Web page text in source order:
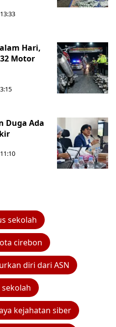
Hari,
Motor
Duga Ada
sekolah
cirebon
diri dari ASN
kejahatan siber